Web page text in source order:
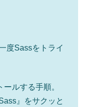
度Sassをトライ
ルする手順。
』をサクッと